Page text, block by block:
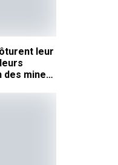
leur
des mines